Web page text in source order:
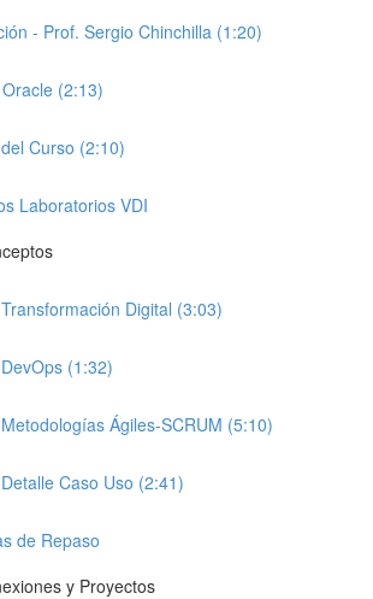
- Prof. Sergio Chinchilla (1:20)
(2:13)
Curso (2:10)
Laboratorios VDI
Digital (3:03)
(1:32)
Ágiles-SCRUM (5:10)
Caso Uso (2:41)
de Repaso
y Proyectos